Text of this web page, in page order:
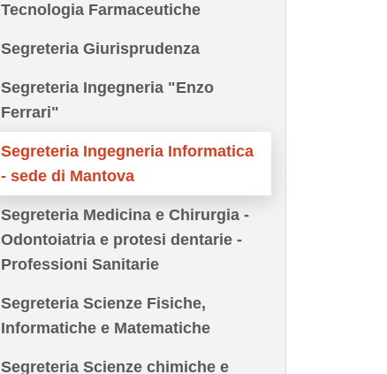
Tecnologia Farmaceutiche
Segreteria Giurisprudenza
Segreteria Ingegneria "Enzo
Ferrari"
Segreteria Ingegneria Informatica
- sede di Mantova
Segreteria Medicina e Chirurgia -
Odontoiatria e protesi dentarie -
Professioni Sanitarie
Segreteria Scienze Fisiche,
Informatiche e Matematiche
Segreteria Scienze chimiche e